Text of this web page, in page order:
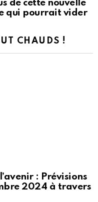
de cette nouvelle
qui pourrait vider
CHAUDS !
: Prévisions
2024 à travers